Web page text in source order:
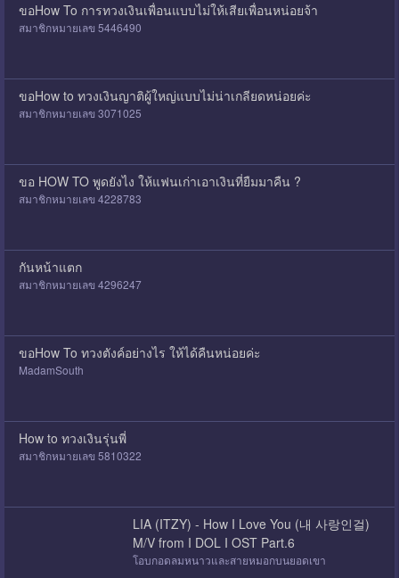
ขอHow To การทวงเงินเพื่อนแบบไม่ให้เสียเพื่อนหน่อยจ้า
สมาชิกหมายเลข 5446490
ขอHow to ทวงเงินญาติผู้ใหญ่แบบไม่น่าเกลียดหน่อยค่ะ
สมาชิกหมายเลข 3071025
ขอ HOW TO พูดยังไง ให้แฟนเก่าเอาเงินที่ยืมมาคืน ?
สมาชิกหมายเลข 4228783
กันหน้าแตก
สมาชิกหมายเลข 4296247
ขอ​How To ทวงตังค์อย่างไร​ ให้ได้คืนหน่อยค่ะ
MadamSouth
How to ทวงเงินรุ่นพี่
สมาชิกหมายเลข 5810322
LIA (ITZY) - How I Love You (내 사랑인걸)
M/V from I DOL I OST Part.6
โอบกอดลมหนาวและสายหมอกบนยอดเขา